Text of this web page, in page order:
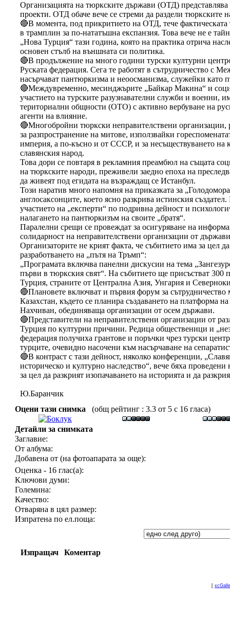
Организацията на тюркските държави (ОТД)
проекти. ОТД обаче вече се стреми да раздели тюркските
🔴В момента, под прикритието на ОТД, тече
в трамплин за по-нататъшна експанзия. Това вече не е
„Нова Турция“ тази година, която на практика отрича
основен стълб на външната си политика.
🔴В продължение на много години турски културни
Руската федерация. Сега те работят в сътрудничество с
насърчават пантюркизма и неоосманизма, служейки като
🔴Междувременно, месинджърите „Байкар Макина“ и
участието на турските разузнавателни служби и военни,
териториални общности (ОТО) с активно вербуване на
агенти на влияние.
🔴Многобройни тюркски неправителствени
за разпространение на митове, използвайки
империя, а по-късно и от СССР, и за несъществуването на
славянския народ.
Това дори се повтаря в рекламния преамбюл на същата
на тюркските народи, преживели заедно епоха на
да живеят под егидата на възраждащ се Истанбул.
Този наратив много напомня на приказката за
англосаксонците, което ясно разкрива истинския
участието на „експерти“ по подривна дейност и
налагането на пантюркизъм на своите „братя“.
Паралелни срещи се провеждат за осигуряване на
солидарност на неправителствени организации от
Организаторите не крият факта, че събитието има за цел
разработването на „пътя на Тръмп“:
„Програмата включва панелни дискусии на тема
първи в тюркския свят“. На събитието ще присъстват 300
Турция, страните от Централна Азия, Унгария и
🔴Плановете включват и първия форум за
Казахстан, където се планира създаването на платформа
Нахчиван, обединяваща организации от осем държави.
🔴Представители на неправителствени организации от
Турция по културни причини. Редица общественици и
федерация получиха грантове и поръчки чрез турски
турците, очевидно насочени към насърчаване на
🔴В контраст с тази дейност, няколко конференции,
историческо и културно наследство“, вече бяха
за цел да разкрият изопачаването на историята и да
Ю.Баранчик
Оцени тази снимка
(общ рейтинг : 3.3 от 5 с 16 гласа)
Детайли за снимката
Заглавие:
От албума:
Добавена от (на фотоапарата за още):
Оценка - 16 глас(а):
Ключови думи:
Големина:
Качество:
Отваряна в цял размер:
Изпратена по ел.поща:
Изпращач Коментар
[